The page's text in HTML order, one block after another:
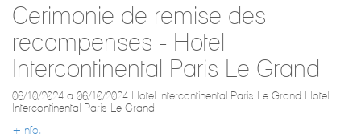
Cerimonie de remise des
recompenses - Hotel
Intercontinental Paris Le Grand
06/10/2024 a 06/10/2024 Hotel Intercontinental Paris Le Grand Hotel
Intercontinental Paris Le Grand
+Info.